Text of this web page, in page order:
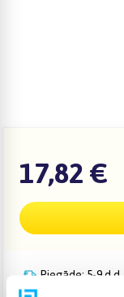
17,82 €
Piegāde: 5-9 d.d.